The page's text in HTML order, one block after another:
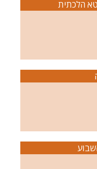
הלכתית